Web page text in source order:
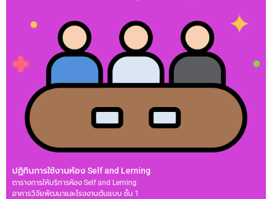
ปฏิทินการใช้งานห้อง Self and Lerning
ตารางการให้บริการห้อง Self and Lerning
อาคารวิจัยพัฒนาและโรงงานต้นแบบ ชั้น 1